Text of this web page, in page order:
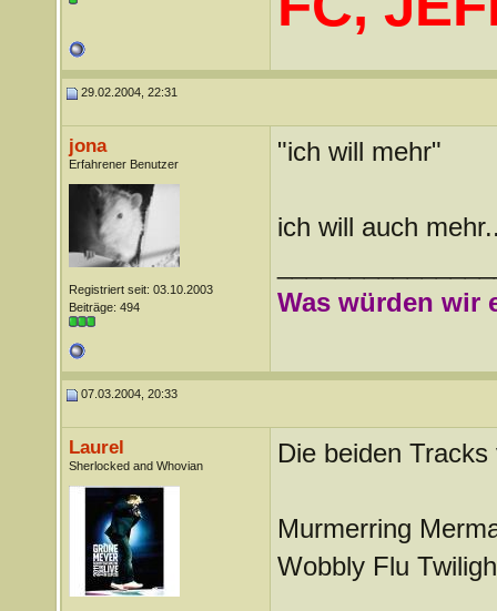
29.02.2004, 22:31
jona
Erfahrener Benutzer
Registriert seit: 03.10.2003
Beiträge: 494
"ich will mehr"
ich will auch
Was würden wir
07.03.2004, 20:33
Laurel
Sherlocked and Whovian Die beiden
Murmerring
Wobbly Flu